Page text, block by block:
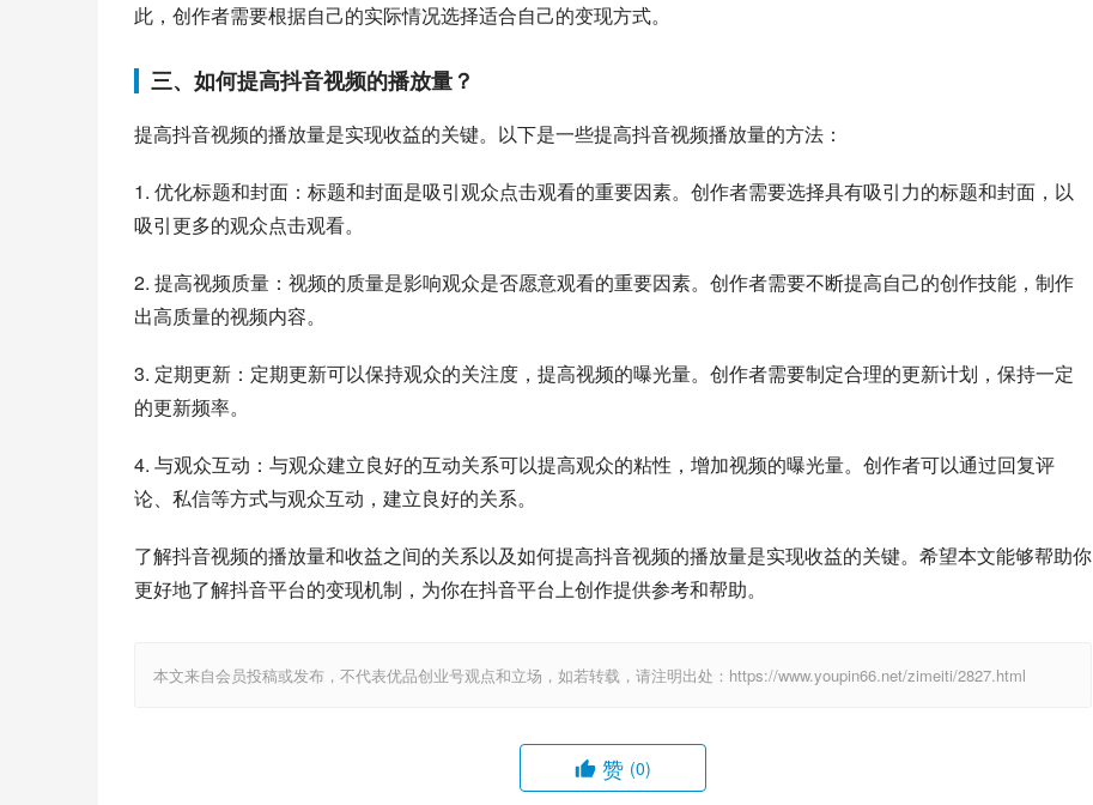
此，创作者需要根据自己的实际情况选择适合自己的变现方式。
三、如何提高抖音视频的播放量？
提高抖音视频的播放量是实现收益的关键。以下是一些提高抖音视频播放量的方法：
1. 优化标题和封面：标题和封面是吸引观众点击观看的重要因素。创作者需要选择具有吸引力的标题和封面，以
吸引更多的观众点击观看。
2. 提高视频质量：视频的质量是影响观众是否愿意观看的重要因素。创作者需要不断提高自己的创作技能，制作
出高质量的视频内容。
3. 定期更新：定期更新可以保持观众的关注度，提高视频的曝光量。创作者需要制定合理的更新计划，保持一定
的更新频率。
4. 与观众互动：与观众建立良好的互动关系可以提高观众的粘性，增加视频的曝光量。创作者可以通过回复评
论、私信等方式与观众互动，建立良好的关系。
了解抖音视频的播放量和收益之间的关系以及如何提高抖音视频的播放量是实现收益的关键。希望本文能够帮助你
更好地了解抖音平台的变现机制，为你在抖音平台上创作提供参考和帮助。
本文来自会员投稿或发布，不代表优品创业号观点和立场，如若转载，请注明出处：https://www.youpin66.net/zimeiti/2827.html
赞 (0)